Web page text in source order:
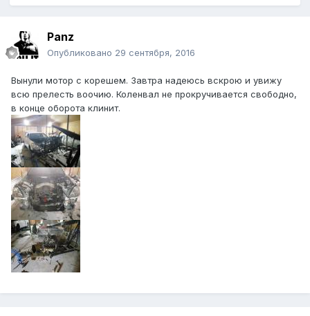
Panz
Опубликовано 29 сентября, 2016
Вынули мотор с корешем. Завтра надеюсь вскрою и увижу
всю прелесть воочию. Коленвал не прокручивается свободно,
в конце оборота клинит.